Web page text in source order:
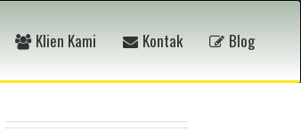
Klien Kami Kontak Blog